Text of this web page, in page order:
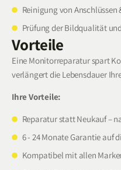
Reinigung von
Prüfung der Bildqualität
Vorteile
Eine Monitorreparatur spart
verlängert die Lebensdauer
Ihre Vorteile:
Reparatur statt Neukauf –
6 - 24 Monate Garantie auf
Kompatibel mit allen